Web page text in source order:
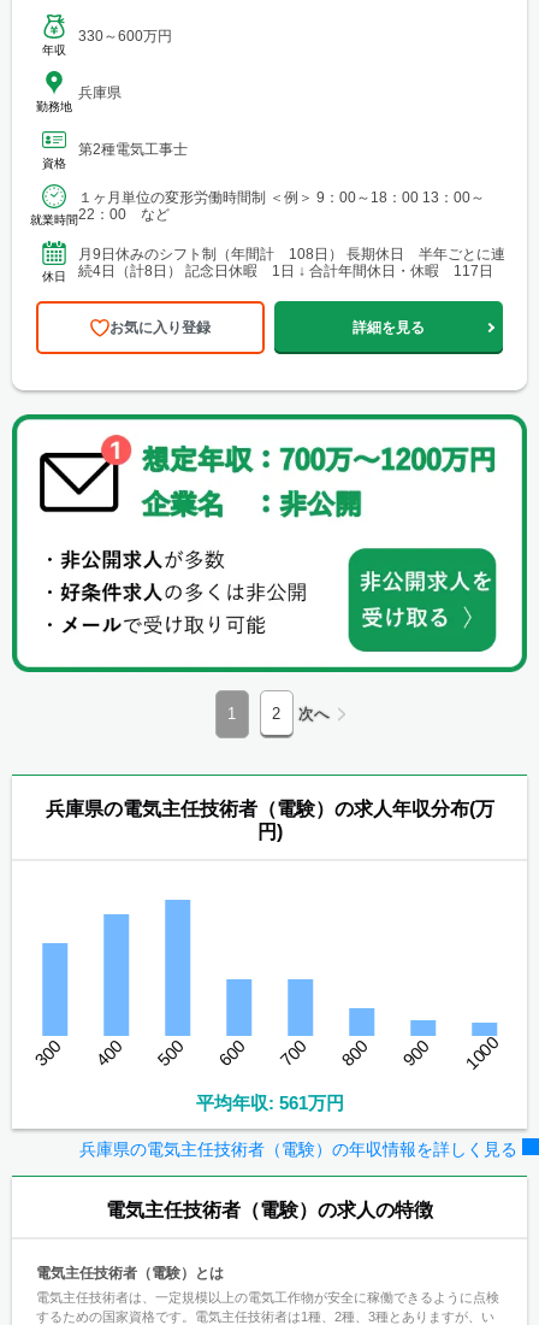
年収
330～600万円
勤務地
兵庫県
資格
第2種電気工事士
就業時間
１ヶ月単位の変形労働時間制 ＜例＞ 9：00～18：00 13：00～
22：00 など
休日
月9日休みのシフト制（年間計 108日） 長期休日 半年ごとに連
続4日（計8日） 記念日休暇 1日 ↓ 合計年間休日・休暇 117日
お気に入り登録 詳細を見る
1 2 次へ
兵庫県の電気主任技術者（電験）の求人年収分布(万
円)
300 400 500 600 700 800 900 1000
平均年収: 561万円
兵庫県の電気主任技術者（電験）の年収情報を詳しく見る
電気主任技術者（電験） の求人の特徴
電気主任技術者（電験）とは
電気主任技術者は、一定規模以上の電気工作物が安全に稼働できるように点検
するための国家資格です。電気主任技術者は1種、2種、3種とありますが、い